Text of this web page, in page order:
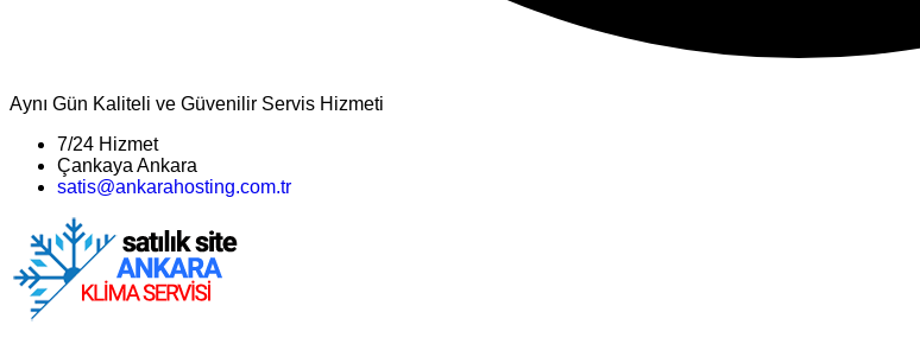
Aynı Gün Kaliteli ve Güvenilir Servis Hizmeti
7/24 Hizmet
Çankaya Ankara
satis@ankarahosting.com.tr